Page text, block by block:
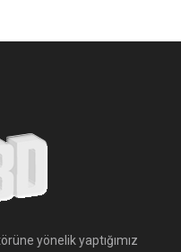
yönelik yaptığımız